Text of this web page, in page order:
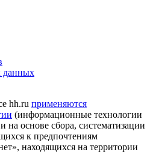
данных
hh.ru применяются
(информационные технологии
на основе сбора, систематизации
к предпочтениям
находящихся на территории